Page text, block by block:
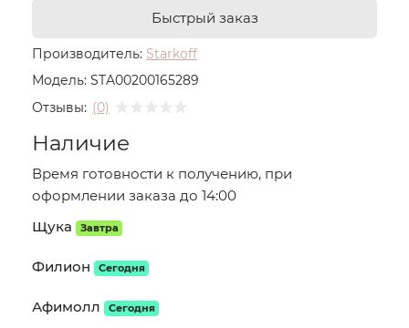
Производитель: Starkoff
Модель: STA00200165289
Отзывы: (0)
Быстрый заказ
Наличие
Время готовности к получению, при
оформлении заказа до 14:00
Щука
Завтра
Филион Сегодня
Афимолл Сегодня